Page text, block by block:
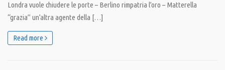
Londra vuole chiudere le porte – Berlino rimpatria l’oro – Matterella
“grazia” un’altra agente della […]
Read more